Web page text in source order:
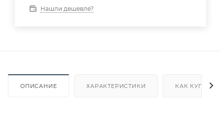
Нашли дешевле?
ОПИСАНИЕ ХАРАКТЕРИСТИКИ КАК КУПИТЬ